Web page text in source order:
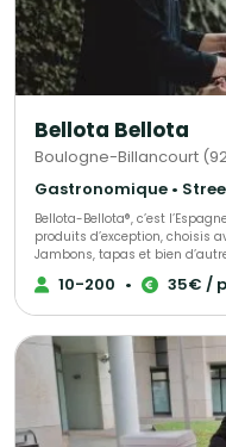
Bellota Bellota
Boulogne-Billancourt
Gastronomique •
Bellota-Bellota®, c’est
produits d’exception, choisis
Jambons, tapas et bien
parisiens, à partager ou
uniques, nous créons des
10-200 • 35€ /